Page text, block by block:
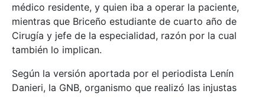
médico residente, y quien iba a operar la paciente,
mientras que Briceño estudiante de cuarto año de
Cirugía y jefe de la especialidad, razón por la cual
también lo implican.
Según la versión aportada por el periodista Lenín
Danieri, la GNB, organismo que realizó las injustas